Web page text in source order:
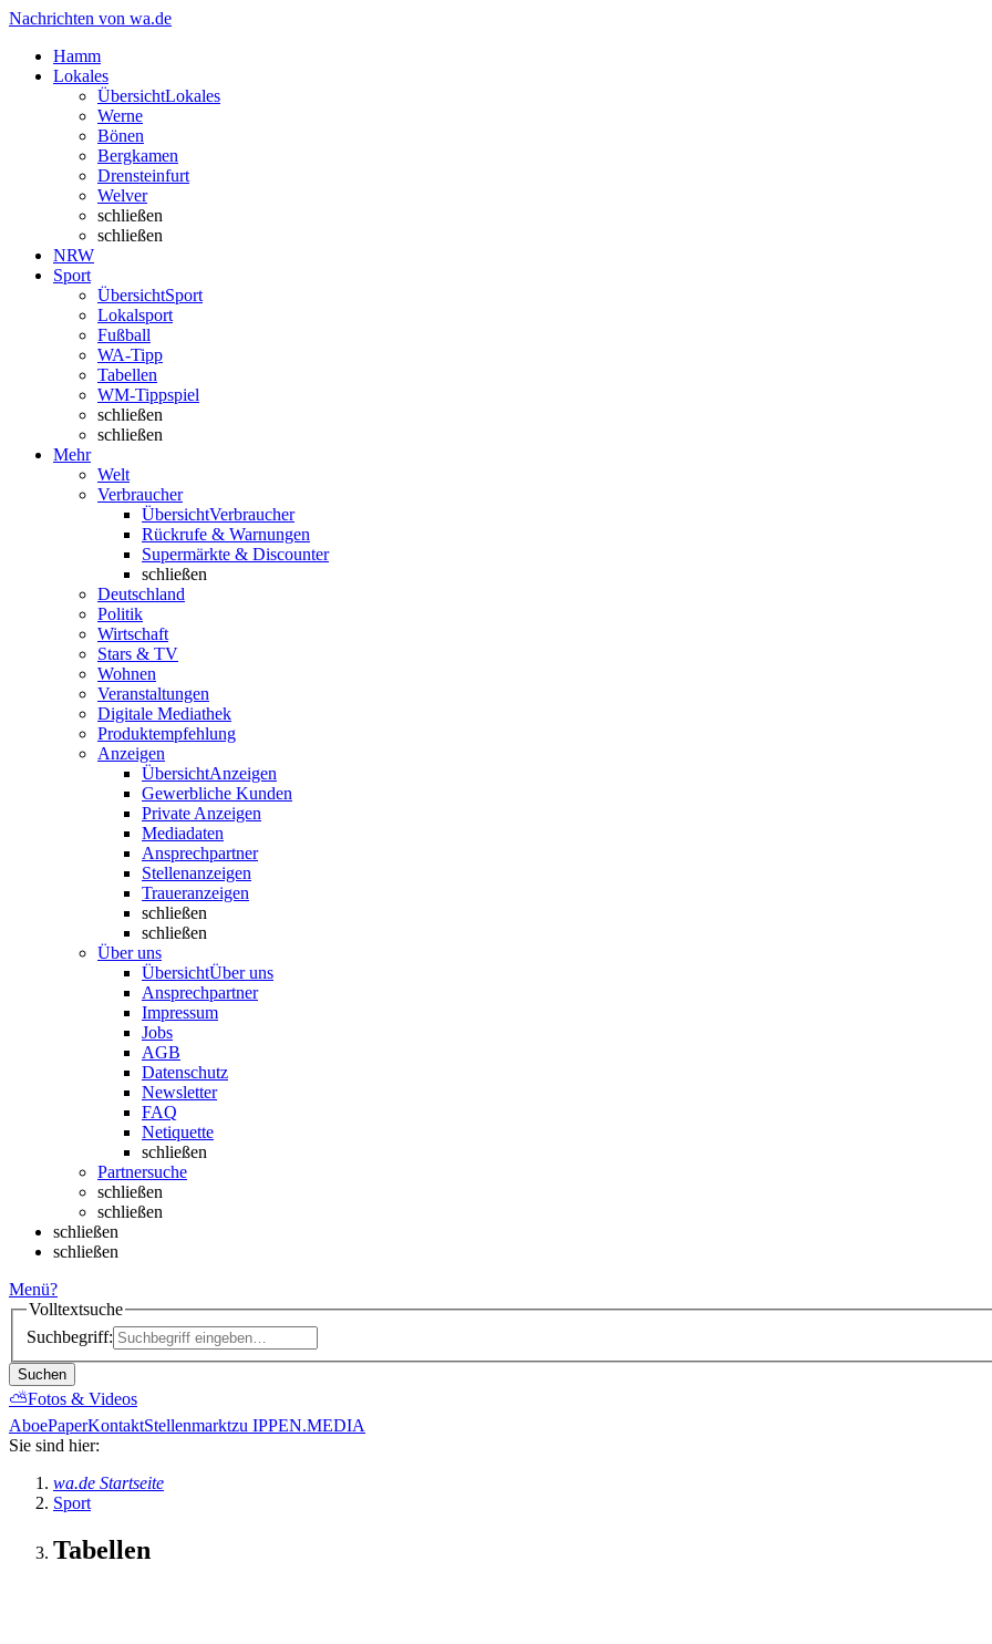
Nachrichten von wa.de
Hamm
Lokales
ÜbersichtLokales
Werne
Bönen
Bergkamen
Drensteinfurt
Welver
schließen
schließen
NRW
Sport
ÜbersichtSport
Lokalsport
Fußball
WA-Tipp
Tabellen
WM-Tippspiel
schließen
schließen
Mehr
Welt
Verbraucher
ÜbersichtVerbraucher
Rückrufe & Warnungen
Supermärkte & Discounter
schließen
Deutschland
Politik
Wirtschaft
Stars & TV
Wohnen
Veranstaltungen
Digitale Mediathek
Produktempfehlung
Anzeigen
ÜbersichtAnzeigen
Gewerbliche Kunden
Private Anzeigen
Mediadaten
Ansprechpartner
Stellenanzeigen
Traueranzeigen
schließen
schließen
Über uns
ÜbersichtÜber uns
Ansprechpartner
Impressum
Jobs
AGB
Datenschutz
Newsletter
FAQ
Netiquette
schließen
Partnersuche
schließen
schließen
schließen
schließen
Menü?
Volltextsuche
Suchbegriff:
Suchen
⛅Fotos & Videos
AboePaperKontaktStellenmarktzu IPPEN.MEDIA
Sie sind hier:
wa.de Startseite
Sport
Tabellen